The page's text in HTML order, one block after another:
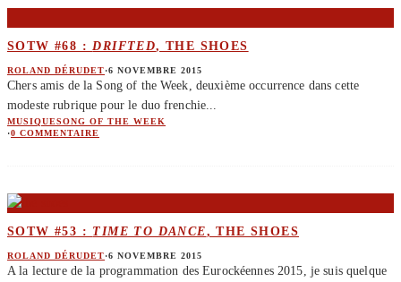
SOTW #68 : DRIFTED, THE SHOES
ROLAND DÉRUDET·6 NOVEMBRE 2015
Chers amis de la Song of the Week, deuxième occurrence dans cette
modeste rubrique pour le duo frenchie...
MUSIQUESONG OF THE WEEK
·0 COMMENTAIRE
SOTW #53 : TIME TO DANCE, THE SHOES
ROLAND DÉRUDET·6 NOVEMBRE 2015
A la lecture de la programmation des Eurockéennes 2015, je suis quelque